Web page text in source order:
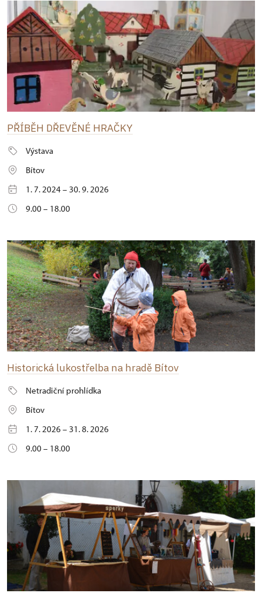
PŘÍBĚH DŘEVĚNÉ HRAČKY
Výstava
Bítov
1. 7. 2024 – 30. 9. 2026
9.00 – 18.00
Historická lukostřelba na hradě Bítov
Netradiční prohlídka
Bítov
1. 7. 2026 – 31. 8. 2026
9.00 – 18.00